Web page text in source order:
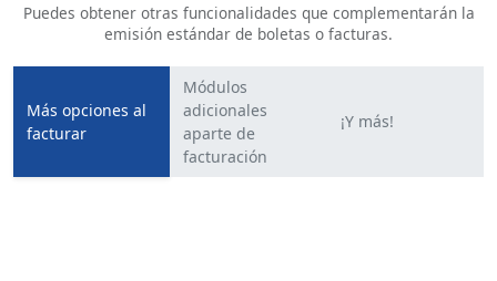
Puedes obtener otras funcionalidades que complementarán la
emisión estándar de boletas o facturas.
Más opciones al
facturar
Módulos
adicionales
aparte de
facturación
¡Y más!